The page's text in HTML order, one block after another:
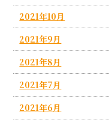
2021年10月
2021年9月
2021年8月
2021年7月
2021年6月